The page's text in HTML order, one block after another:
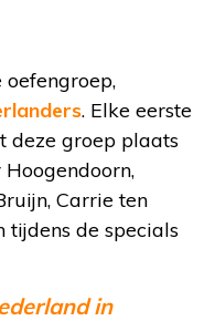
oefengroep,
. Elke eerste
deze groep plaats
Carrie ten
tijdens de specials
in